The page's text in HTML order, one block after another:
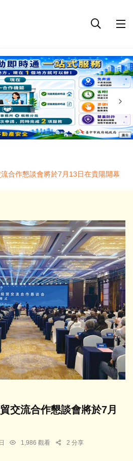
合作懇談會將於7月13日在貴陽開幕
交流合作懇談會將於7月
1,986 觀看 2 分享